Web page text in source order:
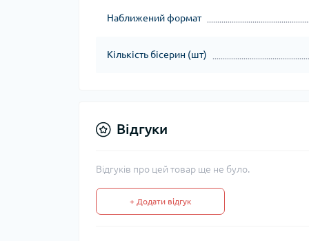
Наближений формат
Кількість бісерин (шт)
Відгуки
Відгуків про цей товар ще не було.
+ Додати відгук